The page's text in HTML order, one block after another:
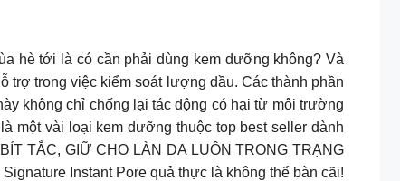
hè tới là có cần phải dùng kem dưỡng không? Và
trợ trong việc kiểm soát lượng dầu. Các thành phần
không chỉ chống lại tác động có hại từ môi trường
một vài loại kem dưỡng thuộc top best seller dành
TẮC, GIỮ CHO LÀN DA LUÔN TRONG TRẠNG
Instant Pore quả thực là không thể bàn cãi!